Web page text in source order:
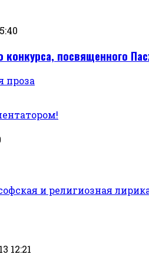
посвященного
проза
и религиозная
12:21